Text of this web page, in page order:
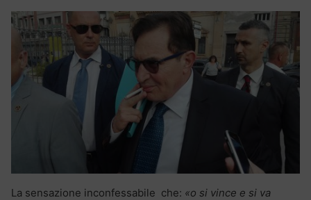
La sensazione inconfessabile che: «o si vince e si va